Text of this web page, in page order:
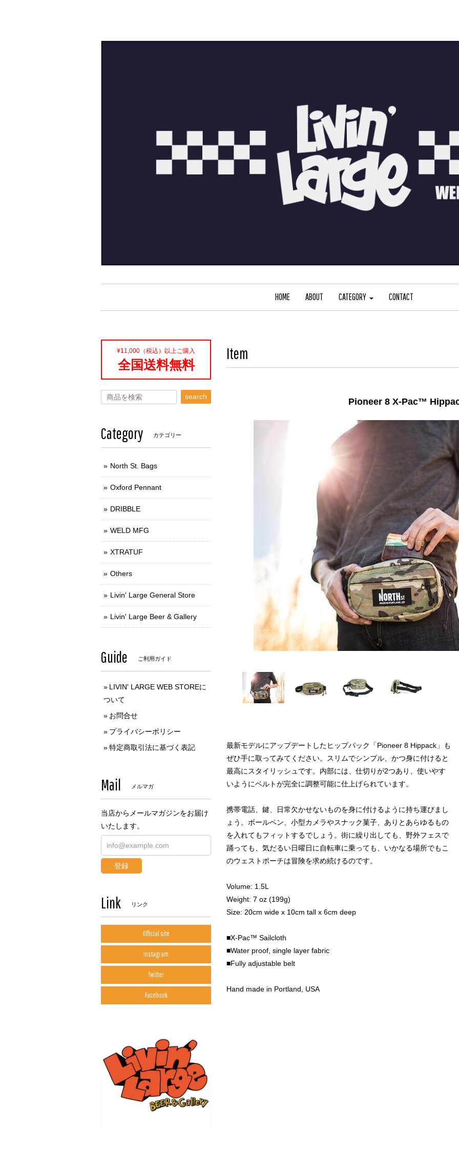
HOME ABOUT CATEGORY CONTACT
Item
Pioneer 8 X-Pac™
最新モデルにアップデートしたヒップパック「Pioneer 8 Hippack」も
ぜひ手に取ってみてください。スリムでシンプル、かつ身に付けると
最高にスタイリッシュです。内部には、仕切りが2つあり、使いやす
いようにベルトが完全に調整可能に仕上げられています。
携帯電話、鍵、日常欠かせないものを身に付けるように持ち運びまし
ょう。ボールペン、小型カメラやスナック菓子、ありとあらゆるもの
を入れてもフィットするでしょう。街に繰り出しても、野外フェスで
踊っても、気だるい日曜日に自転車に乗っても、いかなる場所でもこ
のウェストポーチは冒険を求め続けるのです。
Volume: 1.5L
Weight: 7 oz (199g)
Size: 20cm wide x 10cm tall x 6cm deep
■X-Pac™ Sailcloth
■Water proof, single layer fabric
■Fully adjustable belt
Hand made in Portland, USA
¥11,000（税込）以上ご購入
全国送料無料
search
Category カテゴリー
North St. Bags
Oxford Pennant
DRIBBLE
WELD MFG
XTRATUF
Others
Livin' Large General Store
Livin' Large Beer & Gallery
Guide ご利用ガイド
LIVIN' LARGE WEB STOREに
ついて
お問合せ
プライバシーポリシー
特定商取引法に基づく表記
Mail メルマガ
当店からメールマガジンをお届け
いたします。
登録
Link リンク
Official site
Instagram
Twitter
Facebook